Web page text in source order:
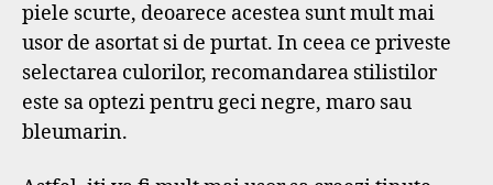
piele scurte, deoarece acestea sunt mult mai
usor de asortat si de purtat. In ceea ce priveste
selectarea culorilor, recomandarea stilistilor
este sa optezi pentru geci negre, maro sau
bleumarin.